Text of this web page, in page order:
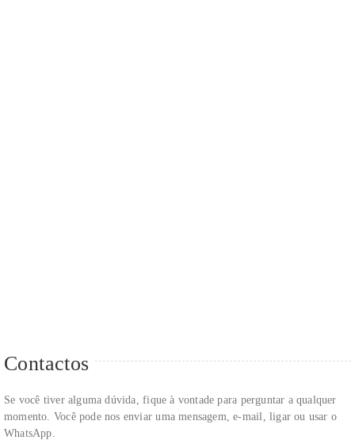
Contactos
Se você tiver alguma dúvida, fique à vontade para perguntar a qualquer
momento. Você pode nos enviar uma mensagem, e-mail, ligar ou usar o
WhatsApp.